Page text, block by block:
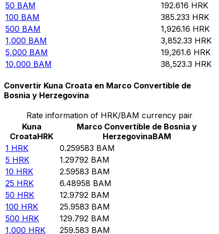
50 BAM 192.616 HRK
100 BAM 385.233 HRK
500 BAM 1,926.16 HRK
1,000 BAM 3,852.33 HRK
5,000 BAM 19,261.6 HRK
10,000 BAM 38,523.3 HRK
Convertir Kuna Croata en Marco Convertible de
Bosnia y Herzegovina
Rate information of HRK/BAM currency pair
Kuna
CroataHRK
Marco Convertible de Bosnia y
HerzegovinaBAM
1 HRK 0.259583 BAM
5 HRK 1.29792 BAM
10 HRK 2.59583 BAM
25 HRK 6.48958 BAM
50 HRK 12.9792 BAM
100 HRK 25.9583 BAM
500 HRK 129.792 BAM
1,000 HRK 259.583 BAM